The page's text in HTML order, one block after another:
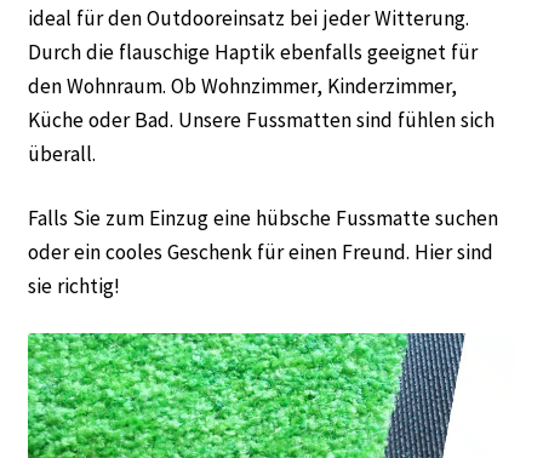
ideal für den Outdooreinsatz bei jeder Witterung.
Durch die flauschige Haptik ebenfalls geeignet für
den Wohnraum. Ob Wohnzimmer, Kinderzimmer,
Küche oder Bad. Unsere Fussmatten sind fühlen sich
überall.
Falls Sie zum Einzug eine hübsche Fussmatte suchen
oder ein cooles Geschenk für einen Freund. Hier sind
sie richtig!